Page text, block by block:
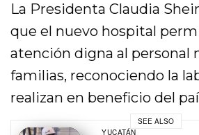
La Presidenta Claudia
que el nuevo hospital
atención digna al personal
familias, reconociendo la
realizan en beneficio del
SEE ALSO
YUCATÁN